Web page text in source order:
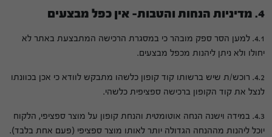
4. מדיניות הנחות והטבות- אין כפל מבצעים
4.1. למען הסר ספק מובהר כי במסגרת הרכישה המתבצעת באתר לא
יחולו ולא ניתן ליהנות מכפל מבצעים.
4.2. רוכש/ת שיש ברשותו קוד קופון כלשהו מתבקש לוודא כי אכן בכוונתו
לנצל את קוד הקופון ברכישה ספציפית כלשהי.
4.3. במידה וישנה הנחה אוטומטית והנחת קופון על מוצר ספציפי, הלקוח
יוכל ליהנות מההנחה הגדולה יותר לאותו מוצר ספציפי (פעם אחת בלבד).